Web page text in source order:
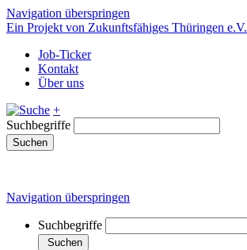
Navigation überspringen
Ein Projekt von Zukunftsfähiges Thüringen e.V.
Job-Ticker
Kontakt
Über uns
+
Suchbegriffe
Suchen
Navigation überspringen
Suchbegriffe
Suchen